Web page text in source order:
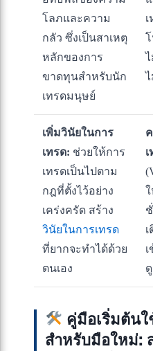
โลภและความ
กลัว ซึ่งเป็นสาเหตุ
หลักของการ
ขาดทุนสำหรับนัก
เทรดมนุษย์
เพิ่มวินัยในการ
เทรด: ช่วยให้การ
เทรดเป็นไปตาม
กฎที่ตั้งไว้อย่าง
เคร่งครัด สร้าง
วินัยในการเทรด
ที่ยากจะทำได้ด้วย
ตนเอง
คู่มือเริ่มต้นใ
สำหรับมือใหม่: